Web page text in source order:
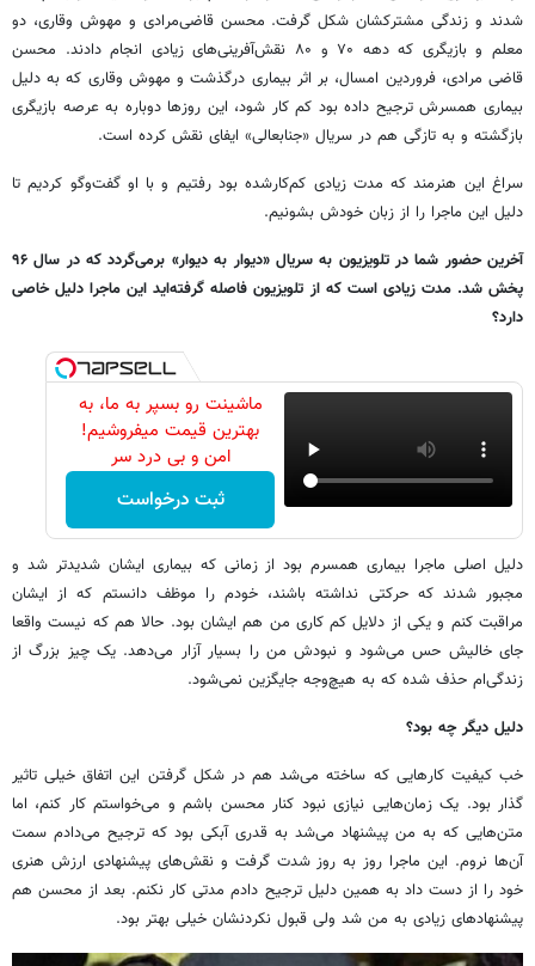
شدند و زندگی مشترکشان شکل گرفت. محسن قاضی‌مرادی و مهوش وقاری، دو
معلم و بازیگری که دهه ۷۰ و ۸۰ نقش‌آفرینی‌های زیادی انجام دادند. محسن
قاضی مرادی، فروردین امسال، بر اثر بیماری درگذشت و مهوش وقاری که به دلیل
بیماری همسرش ترجیح داده بود کم کار شود، این روزها دوباره به عرصه بازیگری
بازگشته و به تازگی هم در سریال «جنابعالی» ایفای نقش کرده است.
سراغ این هنرمند که مدت زیادی کم‌کارشده بود رفتیم و با او گفت‌وگو کردیم تا
دلیل این ماجرا را از زبان خودش بشونیم.
آخرین حضور شما در تلویزیون به سریال «دیوار به دیوار» برمی‌گردد که در سال ۹۶
پخش شد. مدت زیادی است که از تلویزیون فاصله گرفته‌اید این ماجرا دلیل خاصی
دارد؟
ماشینت رو بسپر به ما، به
بهترین قیمت میفروشیم!
امن و بی درد سر
ثبت درخواست
دلیل اصلی ماجرا بیماری همسرم بود از زمانی که بیماری ایشان شدیدتر شد و
مجبور شدند که حرکتی نداشته باشند، خودم را موظف دانستم که از ایشان
مراقبت کنم و یکی از دلایل کم کاری من هم ایشان بود. حالا هم که نیست واقعا
جای خالیش حس می‌شود و نبودش من را بسیار آزار می‌دهد. یک چیز بزرگ از
زندگی‌ام حذف شده که به هیچ‌وجه جایگزین نمی‌شود.
دلیل دیگر چه بود؟
خب کیفیت کارهایی که ساخته می‌شد هم در شکل گرفتن این اتفاق خیلی تاثیر
گذار بود. یک زمان‌هایی نیازی نبود کنار محسن باشم و می‌خواستم کار کنم، اما
متن‌هایی که به من پیشنهاد می‌شد به قدری آبکی بود که ترجیح می‌دادم سمت
آن‌ها نروم. این ماجرا روز به روز شدت گرفت و نقش‌های پیشنهادی ارزش هنری
خود را از دست داد به همین دلیل ترجیح دادم مدتی کار نکنم. بعد از محسن هم
پیشنهادهای زیادی به من شد ولی قبول نکردنشان خیلی بهتر بود.